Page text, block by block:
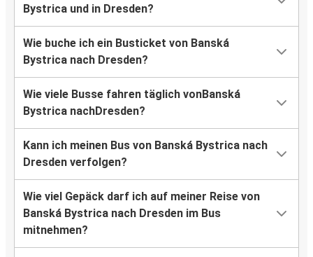
Bystrica und in Dresden?
Wie buche ich ein Busticket von Banská
Bystrica nach Dresden?
Wie viele Busse fahren täglich vonBanská
Bystrica nachDresden?
Kann ich meinen Bus von Banská Bystrica nach
Dresden verfolgen?
Wie viel Gepäck darf ich auf meiner Reise von
Banská Bystrica nach Dresden im Bus
mitnehmen?